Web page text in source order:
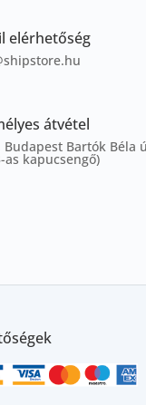
elérhetőség
átvétel
Budapest Bartók Béla
as kapucsengő)